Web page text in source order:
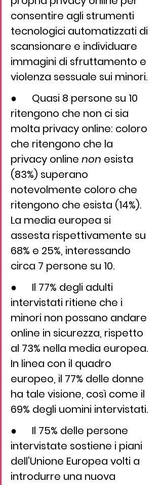
consentire agli strumenti
tecnologici automatizzati di
scansionare e individuare
immagini di sfruttamento e
violenza sessuale sui minori.
●      Quasi 8 persone su 10
ritengono che non ci sia
molta privacy online: coloro
che ritengono che la
privacy online non esista
(83%) superano
notevolmente coloro che
ritengono che esista (14%).
La media europea si
assesta rispettivamente su
68% e 25%, interessando
circa 7 persone su 10.
●      Il 77% degli adulti
intervistati ritiene che i
minori non possano andare
online in sicurezza, rispetto
al 73% nella media europea.
In linea con il quadro
europeo, il 77% delle donne
ha tale visione, così come il
69% degli uomini intervistati.
●      Il 75% delle persone
intervistate sostiene i piani
dell'Unione Europea volti a
introdurre una nuova